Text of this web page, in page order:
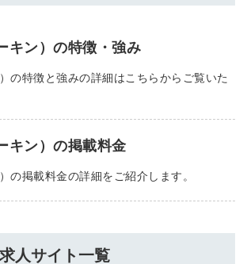
キン）の特徴・強み
の特徴と強みの詳細はこちらからご覧いた
キン）の掲載料金
の掲載料金の詳細をご紹介します。
人サイト一覧
採用課題の解決、新しい採用の
採用にまつわる独自の調査レポ
ートが届く
採用に役立つ記事・資料が届く